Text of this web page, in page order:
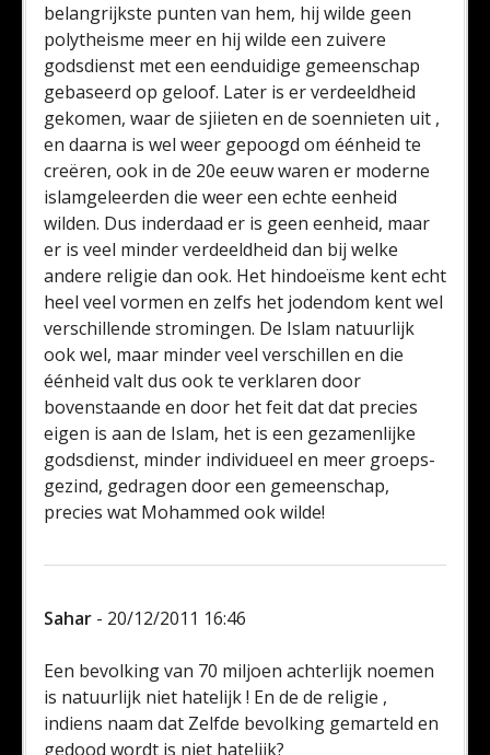
belangrijkste punten van hem, hij wilde geen
polytheisme meer en hij wilde een zuivere
godsdienst met een eenduidige gemeenschap
gebaseerd op geloof. Later is er verdeeldheid
gekomen, waar de sjiieten en de soennieten uit ,
en daarna is wel weer gepoogd om éénheid te
creëren, ook in de 20e eeuw waren er moderne
islamgeleerden die weer een echte eenheid
wilden. Dus inderdaad er is geen eenheid, maar
er is veel minder verdeeldheid dan bij welke
andere religie dan ook. Het hindoeïsme kent echt
heel veel vormen en zelfs het jodendom kent wel
verschillende stromingen. De Islam natuurlijk
ook wel, maar minder veel verschillen en die
éénheid valt dus ook te verklaren door
bovenstaande en door het feit dat dat precies
eigen is aan de Islam, het is een gezamenlijke
godsdienst, minder individueel en meer groeps-
gezind, gedragen door een gemeenschap,
precies wat Mohammed ook wilde!
Sahar - 20/12/2011 16:46
Een bevolking van 70 miljoen achterlijk noemen
is natuurlijk niet hatelijk ! En de de religie ,
indiens naam dat Zelfde bevolking gemarteld en
gedood wordt is niet hatelijk?